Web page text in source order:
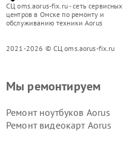
СЦ oms.aorus-fix.ru - сеть сервисных
центров в Омске по ремонту и
обслуживанию техники Aorus
2021-2026 © СЦ oms.aorus-fix.ru
Мы ремонтируем
Ремонт ноутбуков Aorus
Ремонт видеокарт Aorus